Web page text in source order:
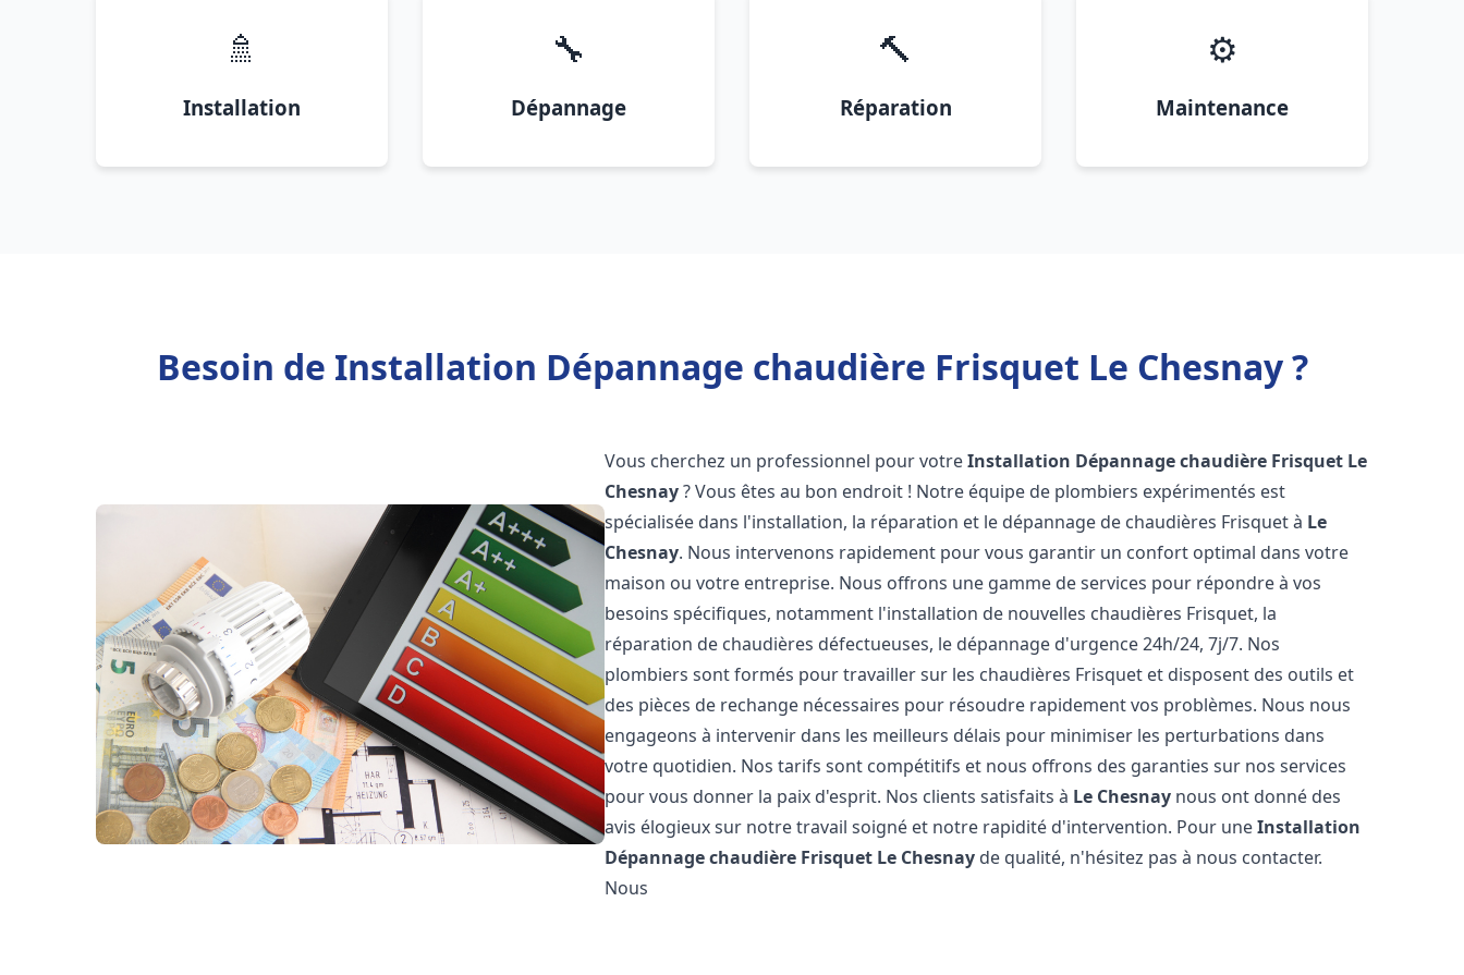
🚿
Installation
🔧
Dépannage
🔨
Réparation
⚙️
Maintenance
Besoin de Installation Dépannage chaudière Frisquet Le Chesnay ?
Vous cherchez un professionnel pour votreInstallation Dépannage chaudière Frisquet Le
Chesnay? Vous êtes au bon endroit ! Notre équipe de plombiers expérimentés est
spécialisée dans l'installation, la réparation et le dépannage de chaudières Frisquet à Le
Chesnay. Nous intervenons rapidement pour vous garantir un confort optimal dans votre
maison ou votre entreprise. Nous offrons une gamme de services pour répondre à vos
besoins spécifiques, notamment l'installation de nouvelles chaudières Frisquet, la
réparation de chaudières défectueuses, le dépannage d'urgence 24h/24, 7j/7. Nos
plombiers sont formés pour travailler sur les chaudières Frisquet et disposent des outils et
des pièces de rechange nécessaires pour résoudre rapidement vos problèmes. Nous nous
engageons à intervenir dans les meilleurs délais pour minimiser les perturbations dans
votre quotidien. Nos tarifs sont compétitifs et nous offrons des garanties sur nos services
pour vous donner la paix d'esprit. Nos clients satisfaits à Le Chesnay nous ont donné des
avis élogieux sur notre travail soigné et notre rapidité d'intervention. Pour uneInstallation
Dépannage chaudière Frisquet Le Chesnay de qualité, n'hésitez pas à nous contacter.
Nous